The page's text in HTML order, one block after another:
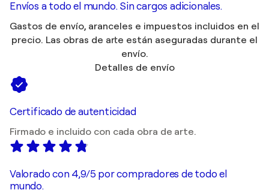
Envíos a todo el mundo. Sin cargos adicionales.
Gastos de envío, aranceles e impuestos incluidos en el
precio. Las obras de arte están aseguradas durante el
envío.
Detalles de envío
Certificado de autenticidad
Firmado e incluido con cada obra de arte.
Valorado con 4,9/5 por compradores de todo el
mundo.